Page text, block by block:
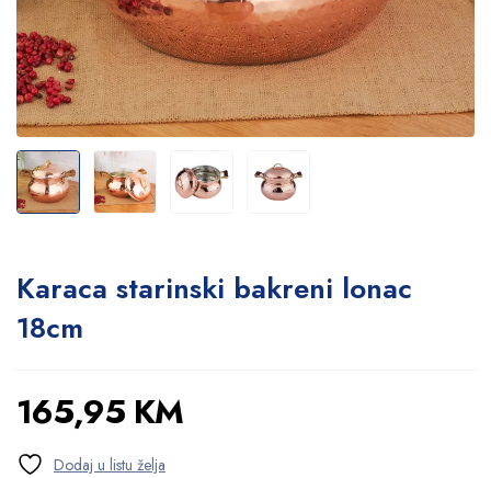
Karaca starinski bakreni lonac
18cm
165,95 KM